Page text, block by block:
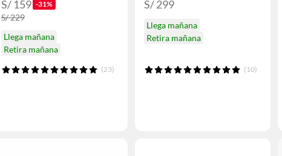
S/ 159 -31%
S/ 229
Llega mañana
Retira mañana
(23)
S/ 299
Llega mañana
Retira mañana
(10)